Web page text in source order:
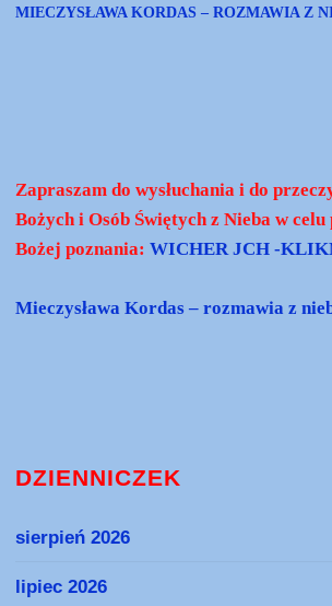
MIECZYSŁAWA KORDAS – ROZMAWIA Z
Zapraszam do wysłuchania i do
Bożych i Osób Świętych z Nieba w
Bożej poznania:WICHER JCH -
Mieczysława Kordas – rozmawia z
DZIENNICZEK
sierpień 2026
lipiec 2026